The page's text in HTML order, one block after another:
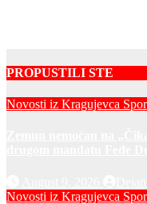
PROPUSTILI STE
Novosti iz Kragujevca
Novosti iz Kragujevca